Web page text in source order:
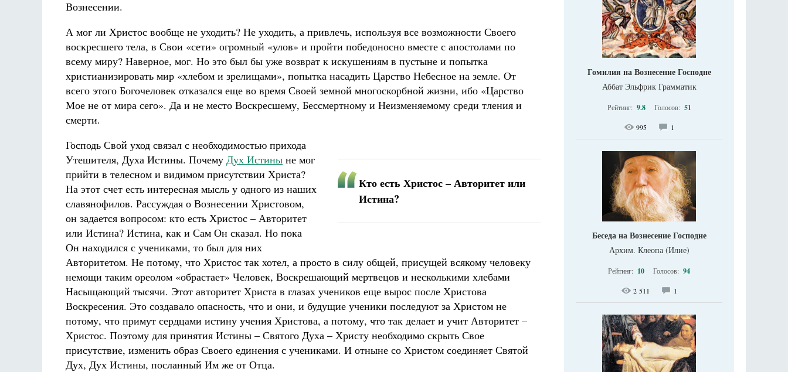
Вознесении.
А мог ли Христос вообще не уходить? Не уходить, а привлечь, используя все возможности Своего
воскресшего тела, в Свои «сети» огромный «улов» и пройти победоносно вместе с апостолами по
всему миру? Наверное, мог. Но это был бы уже возврат к искушениям в пустыне и попытка
христианизировать мир «хлебом и зрелищами», попытка насадить Царство Небесное на земле. От
всего этого Богочеловек отказался еще во время Своей земной многоскорбной жизни, ибо «Царство
Мое не от мира сего». Да и не место Воскресшему, Бессмертному и Неизменяемому среди тления и
смерти.
Кто есть Христос – Авторитет или
Истина?
Господь Свой уход связал с необходимостью прихода
Утешителя, Духа Истины. Почему Дух Истины не мог
прийти в телесном и видимом присутствии Христа?
На этот счет есть интересная мысль у одного из наших
славянофилов. Рассуждая о Вознесении Христовом,
он задается вопросом: кто есть Христос – Авторитет
или Истина? Истина, как и Сам Он сказал. Но пока
Он находился с учениками, то был для них
Авторитетом. Не потому, что Христос так хотел, а просто в силу общей, присущей всякому человеку
немощи таким ореолом «обрастает» Человек, Воскрешающий мертвецов и несколькими хлебами
Насыщающий тысячи. Этот авторитет Христа в глазах учеников еще вырос после Христова
Воскресения. Это создавало опасность, что и они, и будущие ученики последуют за Христом не
потому, что примут сердцами истину учения Христова, а потому, что так делает и учит Авторитет –
Христос. Поэтому для принятия Истины – Святого Духа – Христу необходимо скрыть Свое
присутствие, изменить образ Своего единения с учениками. И отныне со Христом соединяет Святой
Дух, Дух Истины, посланный Им же от Отца.
Гомилия на Вознесение Господне
Аббат Эльфрик Грамматик
Рейтинг: 9.8 Голосов: 51
995 1
Беседа на Вознесение Господне
Архим. Клеопа (Илие)
Рейтинг: 10 Голосов: 94
2 511 1